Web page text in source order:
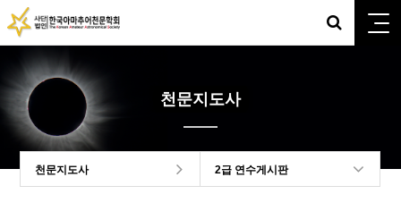
천문지도사
천문지도사 2급 연수게시판